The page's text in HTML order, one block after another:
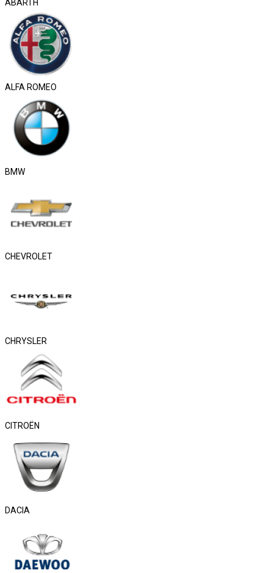
ABARTH
ALFA ROMEO
BMW
CHEVROLET
CHRYSLER
CITROËN
DACIA